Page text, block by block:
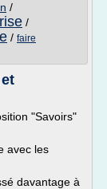
/
/
/ faire
"Savoirs"
avec les
davantage à